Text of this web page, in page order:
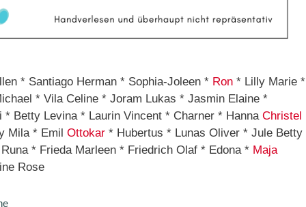
* Santiago Herman * Sophia-Joleen * Ron * Lilly Marie *
* Vila Celine * Joram Lukas * Jasmin Elaine *
* Betty Levina * Laurin Vincent * Charner * Hanna Christel
Mila * Emil Ottokar * Hubertus * Lunas Oliver * Jule Betty
* Frieda Marleen * Friedrich Olaf * Edona * Maja
Rose